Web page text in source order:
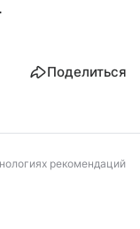
.
Поделиться
рекомендаций